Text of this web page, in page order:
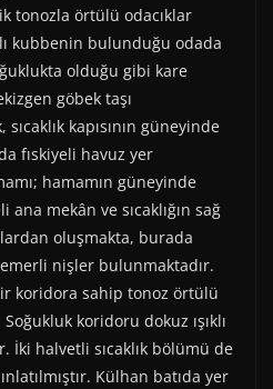
tonozla örtülü odacıklar
kubbenin bulunduğu odada
olduğu gibi kare
göbek taşı
kapısının güneyinde
fıskiyeli havuz yer
hamamın güneyinde
mekân ve sıcaklığın sağ
oluşmakta, burada
nişler bulunmaktadır.
koridora sahip tonoz örtülü
koridoru dokuz ışıklı
İki halvetli sıcaklık bölümü de
Külhan batıda yer